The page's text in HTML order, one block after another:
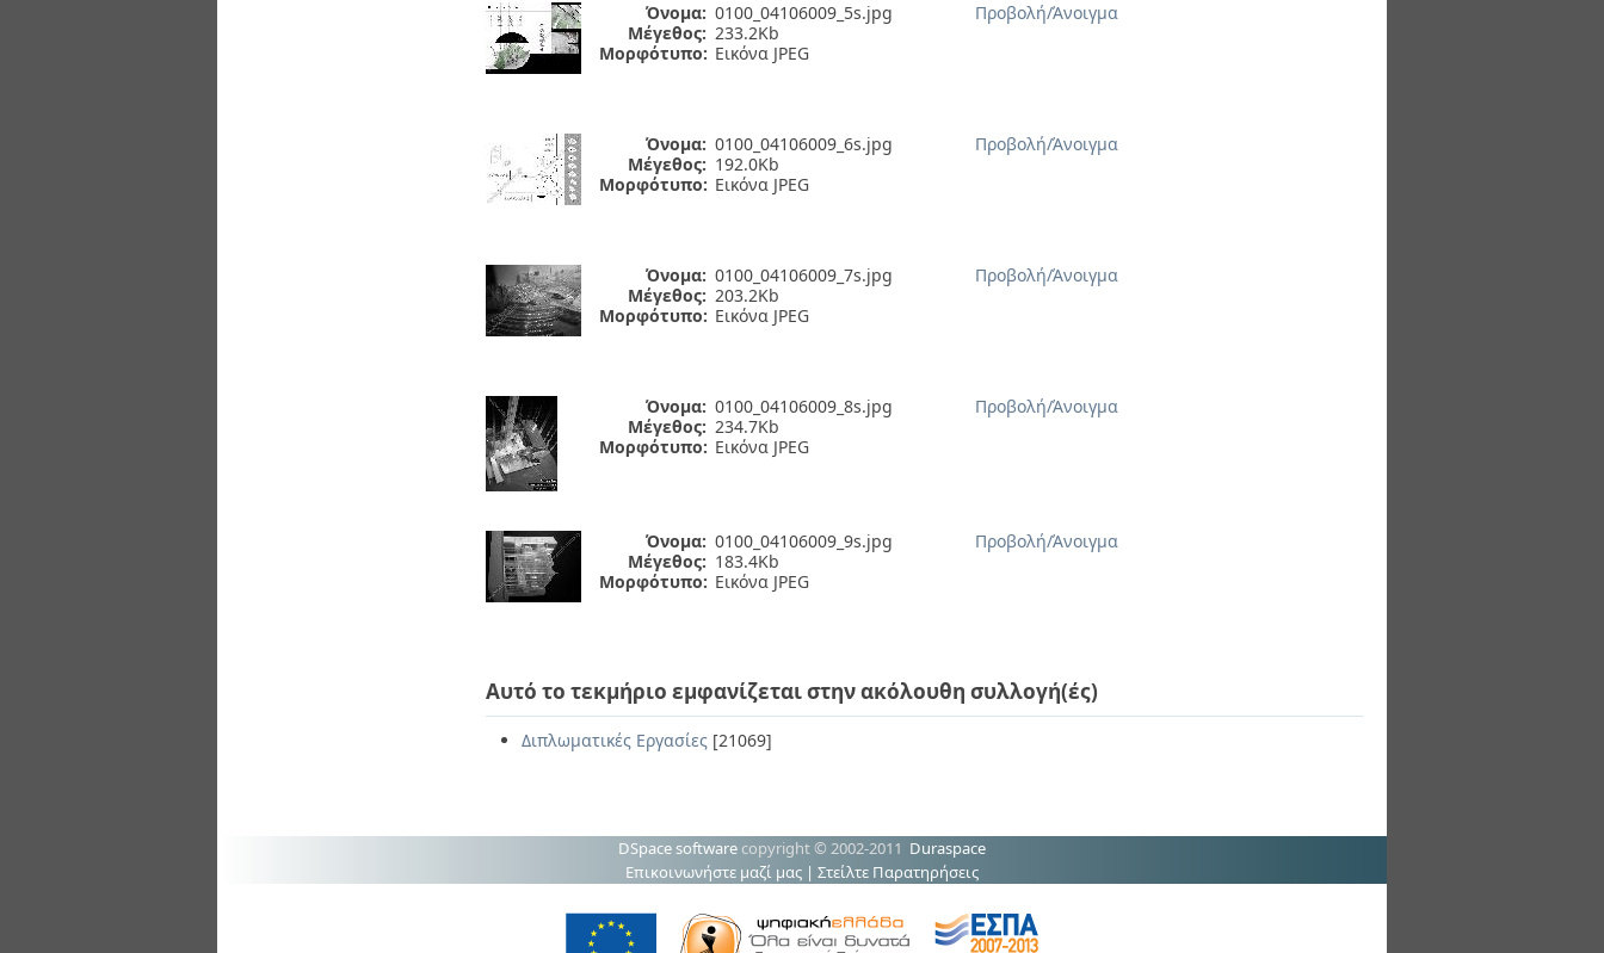
Όνομα: 0100_04106009_5s.jpg
Μέγεθος: 233.2Kb
Μορφότυπο: Εικόνα JPEG
Προβολή/Άνοιγμα
Όνομα: 0100_04106009_6s.jpg
Μέγεθος: 192.0Kb
Μορφότυπο: Εικόνα JPEG
Προβολή/Άνοιγμα
Όνομα: 0100_04106009_7s.jpg
Μέγεθος: 203.2Kb
Μορφότυπο: Εικόνα JPEG
Προβολή/Άνοιγμα
Όνομα: 0100_04106009_8s.jpg
Μέγεθος: 234.7Kb
Μορφότυπο: Εικόνα JPEG
Προβολή/Άνοιγμα
Όνομα: 0100_04106009_9s.jpg
Μέγεθος: 183.4Kb
Μορφότυπο: Εικόνα JPEG
Προβολή/Άνοιγμα
Αυτό το τεκμήριο εμφανίζεται στην ακόλουθη συλλογή(ές)
Διπλωματικές Εργασίες [21069]
DSpace software copyright © 2002-2011 Duraspace
Επικοινωνήστε μαζί μας | Στείλτε Παρατηρήσεις